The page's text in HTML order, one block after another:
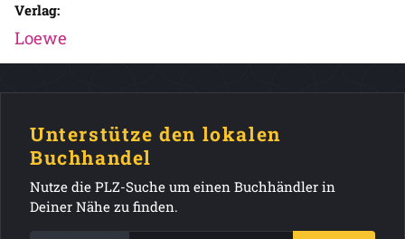
Verlag:
Loewe
Unterstütze den lokalen
Buchhandel
Nutze die PLZ-Suche um einen Buchhändler in
Deiner Nähe zu finden.